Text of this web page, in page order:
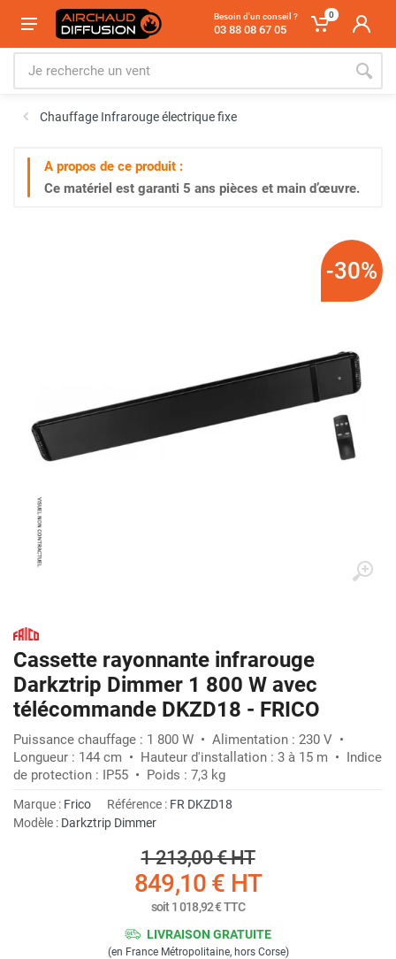
Besoin d'un conseil ?
03 88 08 67 05
0
Chauffage Infrarouge électrique fixe
A propos de ce produit :
Ce matériel est garanti 5 ans pièces et main d’œuvre.
-30%
Cassette rayonnante infrarouge
Darkztrip Dimmer 1 800 W avec
télécommande DKZD18 - FRICO
Puissance chauffage : 1 800 W • Alimentation : 230 V •
Longueur : 144 cm • Hauteur d'installation : 3 à 15 m • Indice
de protection : IP55 • Poids : 7,3 kg
Marque : Frico Référence : FR DKZD18
Modèle : Darkztrip Dimmer
1 213,00 €HT
849,10 € HT
soit1 018,92 €TTC
LIVRAISON GRATUITE
(en France Métropolitaine, hors Corse)